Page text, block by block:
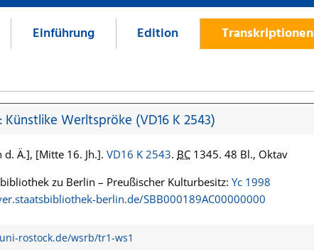
Einführung Edition Transkriptionen
Werltspröke (VD16 K 2543)
Ä.], [Mitte 16. Jh.]. VD16 K 2543. BC 1345. 48 Bl., Oktav
zu Berlin – Preußischer Kulturbesitz: Yc 1998
berlin.de/SBB000189AC00000000
rostock.de/wsrb/tr1-ws1